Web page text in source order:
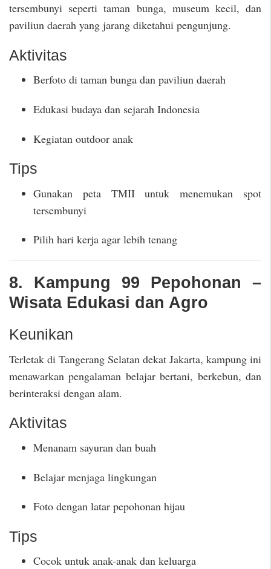
tersembunyi seperti taman bunga, museum kecil, dan
paviliun daerah yang jarang diketahui pengunjung.
Aktivitas
Berfoto di taman bunga dan paviliun daerah
Edukasi budaya dan sejarah Indonesia
Kegiatan outdoor anak
Tips
Gunakan peta TMII untuk menemukan spot
tersembunyi
Pilih hari kerja agar lebih tenang
8. Kampung 99 Pepohonan –
Wisata Edukasi dan Agro
Keunikan
Terletak di Tangerang Selatan dekat Jakarta, kampung ini
menawarkan pengalaman belajar bertani, berkebun, dan
berinteraksi dengan alam.
Aktivitas
Menanam sayuran dan buah
Belajar menjaga lingkungan
Foto dengan latar pepohonan hijau
Tips
Cocok untuk anak-anak dan keluarga